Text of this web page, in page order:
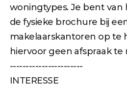
woningtypes. Je bent
de fysieke brochure bij
makelaarskantoren op te
hiervoor geen afspraak te
-----------------------
INTERESSE